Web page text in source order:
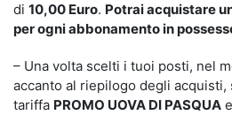
di 10,00 Euro. Potrai acquistare
per ogni abbonamento in
– Una volta scelti i tuoi posti, nel
accanto al riepilogo degli acquisti,
tariffa PROMO UOVA DI PASQUA